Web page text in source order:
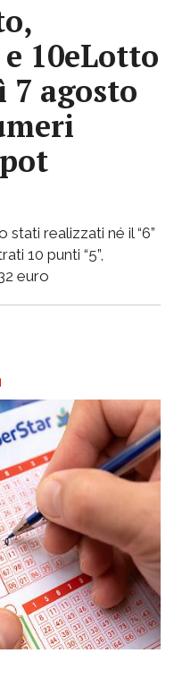
10eLotto
7 agosto
realizzati né il “6”
10 punti “5”,
euro